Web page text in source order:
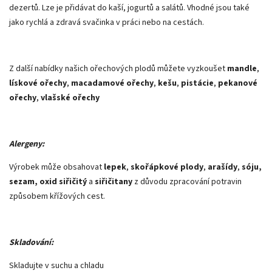
dezertů. Lze je přidávat do kaší, jogurtů a salátů. Vhodné jsou také
jako rychlá a zdravá svačinka v práci nebo na cestách.
Z další nabídky našich ořechových plodů můžete vyzkoušet mandle,
lískové ořechy, macadamové ořechy, kešu, pistácie, pekanové
ořechy, vlašské ořechy
Alergeny:
Výrobek může obsahovat lepek, skořápkové plody, arašídy, sóju,
sezam, oxid siřičitý a siřičitany z důvodu zpracování potravin
způsobem křížových cest.
Skladování:
Skladujte v suchu a chladu